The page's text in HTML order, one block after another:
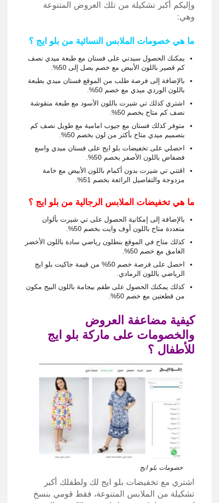
وإليكم أكبر تشكيلة من تلك العروض المتنوعة
وهي:
ما هي خصومات الملابس النسائية من بلو ايج ؟
يمكنك الحصول سيدتي على فستان مع طبعة ميدي نصف
كم قصير باللون الأبيض مع خصم يصل إلى 50%.
بالإضافة إلى فرصة طلب من الموقع فستان ميدي بطبعة
باللون الوردي ميدي مع خصم 50%.
اشتري كذلك تي شيرت باللون الأسود مع طبعة منقوشة
نصف كم متاح بخصم 50%.
متوفر كذلك فستان مع جيوب امامية مع طويل نصف كم
بتصميم ميدي متاح بأكثر من لون بخصم 50%.
احصلي على تخفيضات بلو ايج على فستان ميدي واسع
فضفاض باللون الأصفر بخصم 50%.
اقتني تي شيرت بدون أكمام باللون الأبيض مع خامة
مزدوجة والتفاصيل الرائعة بخصم 51%.
ما هي تخفيضات الملابس الرجالية من بلو ايج ؟
بالإضافة إلى إمكانية الحصول على تي شيرت بألوان
متعددة متاح باللون أوف وايت بخصم 50%.
كذلك متاح في الموقع بنطلون رياضي سادة باللون الأخضر
الغامق مع خصم 50%.
احصل على فرصة خصم 50% من قيمة جاكيت بلو ايج
الرياضي باللون الرمادي.
كذلك يمكنك الحصول على طقم بيجامة باللون البيج مكون
من قطعتين مع خصم 50%.
كيفية مضاعفة العروض
والخصومات على ماركة بلو ايج
للأطفال ؟
خصومات بلو ايج
اشتري مع تخفيضات بلو ايج لك ولطفلك أكبر
تشكيلة من الملابس المتنوعة، فقط قومي بنسخ